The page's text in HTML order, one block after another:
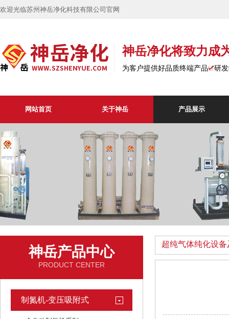
欢迎光临苏州神岳净化科技有限公司官网
神岳净化将致力成
为客户提供好品质终端产品 研发
网站首页 关于神岳 产品展示
神岳产品中心
PRODUCT CENTER
制氮机-变压吸附式
超纯气体纯化设备